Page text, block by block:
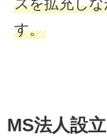
スを拡充し
す。
MS法人設